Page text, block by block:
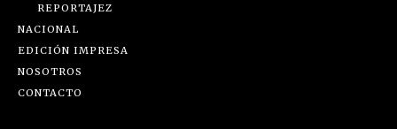
REPORTAJEZ
NACIONAL
EDICIÓN IMPRESA
NOSOTROS
CONTACTO